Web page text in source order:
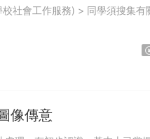
社會工作服務) > 同學須搜集有
像傳意